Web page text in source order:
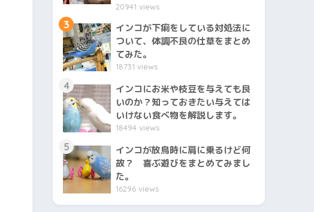
20941 views
3
インコが下痢をしている対処法に
ついて、体調不良の仕草をまとめ
てみた。
18731 views
4
インコにお米や枝豆を与えても良
いのか？知っておきたい与えては
いけない食べ物を解説します。
18494 views
5
インコが放鳥時に肩に乗るけど何
故？ 喜ぶ遊びをまとめてみまし
た。
16296 views